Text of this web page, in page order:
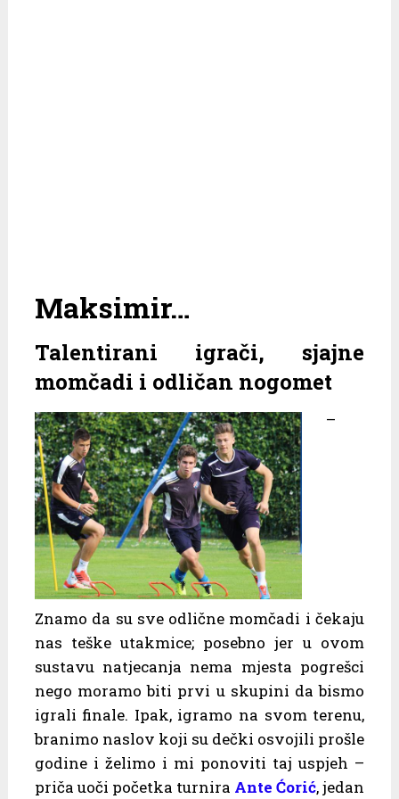
Maksimir…
Talentirani igrači, sjajne
momčadi i odličan nogomet
–
Znamo da su sve odlične momčadi i čekaju
nas teške utakmice; posebno jer u ovom
sustavu natjecanja nema mjesta pogrešci
nego moramo biti prvi u skupini da bismo
igrali finale. Ipak, igramo na svom terenu,
branimo naslov koji su dečki osvojili prošle
godine i želimo i mi ponoviti taj uspjeh –
priča uoči početka turnira Ante Ćorić, jedan